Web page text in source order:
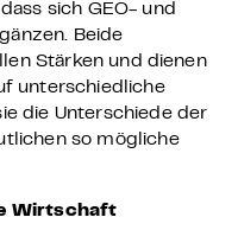
sich GEO- und
Beide
Stärken und dienen
unterschiedliche
die Unterschiede der
so mögliche
Wirtschaft